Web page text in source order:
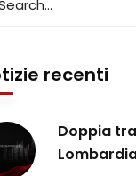
recenti
Doppia